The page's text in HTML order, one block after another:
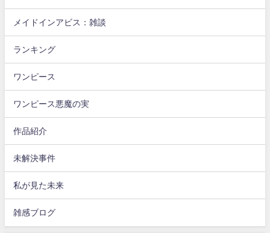
メイドインアビス：雑談
ランキング
ワンピース
ワンピース悪魔の実
作品紹介
未解決事件
私が見た未来
雑感ブログ